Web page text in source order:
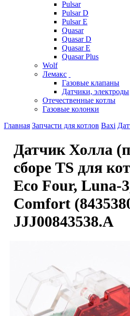
Pulsar
Pulsar D
Pulsar E
Quasar
Quasar D
Quasar E
Quasar Plus
Wolf
Лемакс
Газовые клапаны
Датчики, электроды
Отечественные котлы
Газовые колонки
Главная Запчасти для котлов Baxi
Датчик Холла
сборе TS для
Eco Four, Luna-
Comfort
JJJ00843538.A